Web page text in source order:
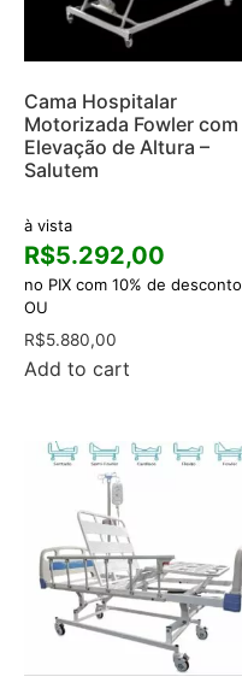
Cama Hospitalar
Motorizada Fowler com
Elevação de Altura –
Salutem
R$5.880,00
à vista
R$5.292,00
no PIX com 10% de desconto
OU
Add to cart